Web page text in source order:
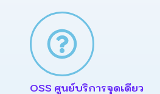
OSS ศูนย์บริการจุดเดียว